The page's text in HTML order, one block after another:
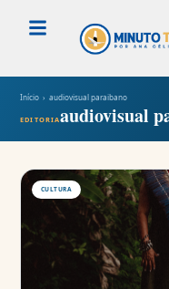
Início › audiovisual paraibano
EDITORIAaudiovisual
CULTURA